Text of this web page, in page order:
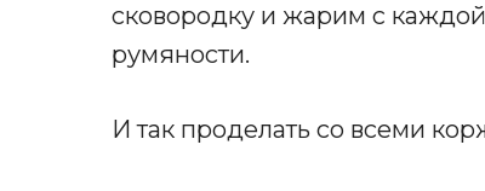
сковородку и жарим с
румяности.
И так проделать со всеми